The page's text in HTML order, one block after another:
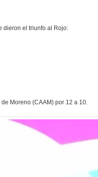
dieron el triunfo al Rojo:
Moreno (CAAM) por 12 a 10.